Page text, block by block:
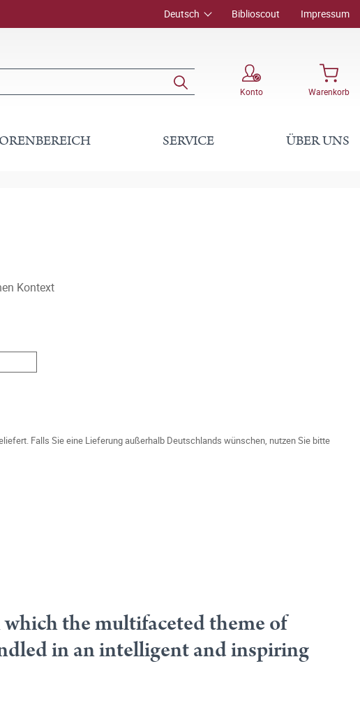
Deutsch Biblioscout Impressum
Konto Warenkorb
SERVICE ÜBER UNS
Kontext
Falls Sie eine Lieferung außerhalb Deutschlands wünschen, nutzen Sie bitte
which the multifaceted theme of
in an intelligent and inspiring